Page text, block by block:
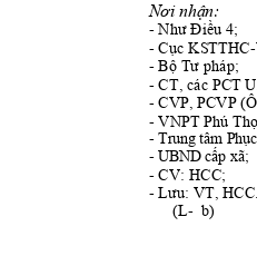
Nơi nhận:
- Như Điều 4;
- Cục KSTTHC-
- Bộ Tư pháp;
- CT, các PCT
- CVP, PCVP
- VNPT Phú
- Trung tâm Phục
- UBND cấp xã;
- CV: HCC;
- Lưu: VT, HCC.
      (L-  b)